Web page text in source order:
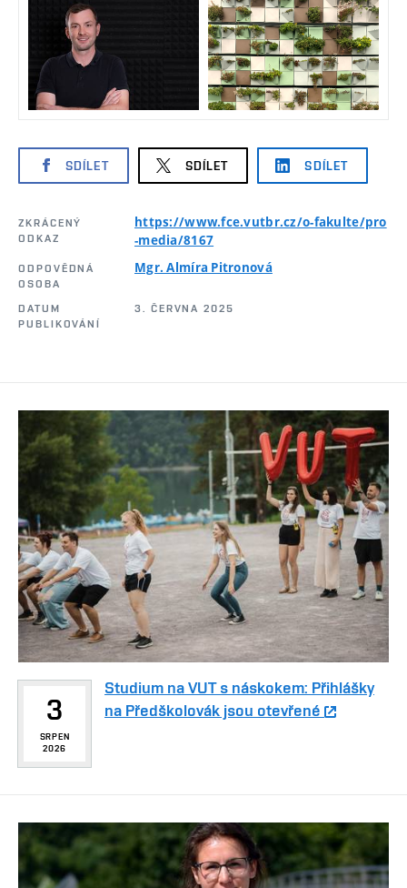
SDÍLET SDÍLET SDÍLET
ZKRÁCENÝ
ODKAZ
https://www.fce.vutbr.cz/o-fakulte/pro
-media/8167
ODPOVĚDNÁ
OSOBA
Mgr. Almíra Pitronová
DATUM
PUBLIKOVÁNÍ
3. ČERVNA 2025
3
SRPEN
2026
Studium na VUT s náskokem: Přihlášky
na Předškolovák jsou otevřené